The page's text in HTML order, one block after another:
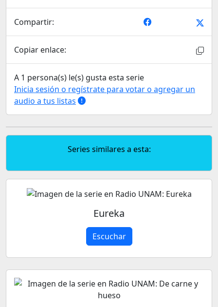
Compartir:
Copiar enlace:
A 1 persona(s) le(s) gusta esta serie
Inicia sesión o regístrate para votar o agregar un
audio a tus listas
Series similares a esta:
Eureka
Escuchar